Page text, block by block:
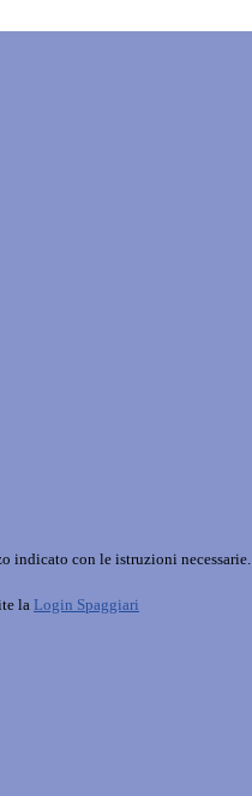
indicato con le istruzioni necessarie.
la Login Spaggiari